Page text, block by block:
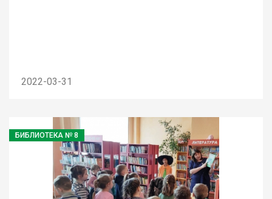
2022-03-31
БИБЛИОТЕКА № 8